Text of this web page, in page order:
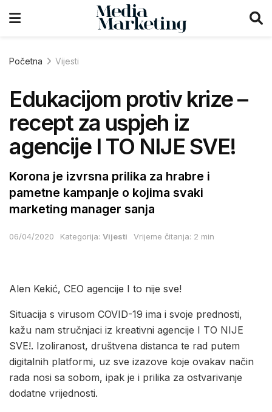
Početna Vijesti
Edukacijom protiv krize –
recept za uspjeh iz
agencije I TO NIJE SVE!
Korona je izvrsna prilika za hrabre i
pametne kampanje o kojima svaki
marketing manager sanja
06/04/2020 Kategorija: Vijesti Vrijeme čitanja: 2 min
Alen Kekić, CEO agencije I to nije sve!
Situacija s virusom COVID-19 ima i svoje prednosti,
kažu nam stručnjaci iz kreativni agencije I TO NIJE
SVE!. Izoliranost, društvena distanca te rad putem
digitalnih platformi, uz sve izazove koje ovakav način
rada nosi sa sobom, ipak je i prilika za ostvarivanje
dodatne vrijednosti.